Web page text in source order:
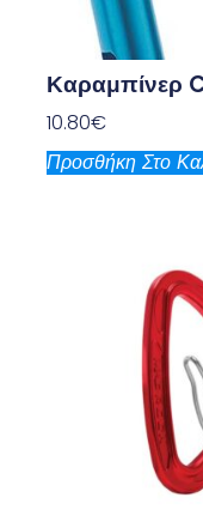
Καραμπίνερ
10.80€
Προσθήκη Στο